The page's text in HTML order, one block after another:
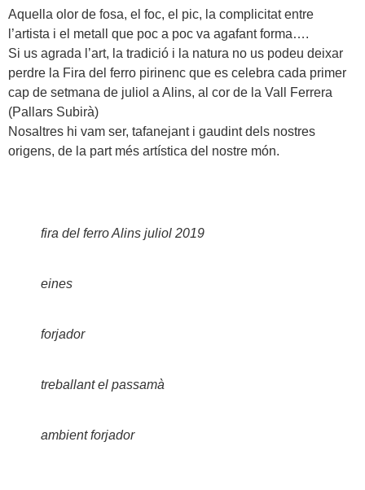
Aquella olor de fosa, el foc, el pic, la complicitat entre
l’artista i el metall que poc a poc va agafant forma….
Si us agrada l’art, la tradició i la natura no us podeu deixar
perdre la Fira del ferro pirinenc que es celebra cada primer
cap de setmana de juliol a Alins, al cor de la Vall Ferrera
(Pallars Subirà)
Nosaltres hi vam ser, tafanejant i gaudint dels nostres
origens, de la part més artística del nostre món.
fira del ferro Alins juliol 2019
eines
forjador
treballant el passamà
ambient forjador